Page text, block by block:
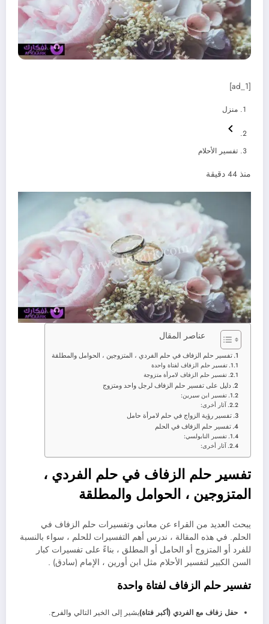
[ad_1]
منزل
تفسير الأحلام
منذ 44 دقيقة
عناصر المقال
تفسير حلم الزفاف في حلم الفردي ، المتزوجين ، الحوامل والمطلقة
تفسير حلم الزفاف لفتاة واحدة
تفسير حلم الزفاف لامرأة متزوجة
دليل على تفسير حلم الزفاف لرجل واحد ومتزوج
تفسير ابن سيرين:
آثار أخرى:
تفسير رؤية الزواج في حلم لامرأة حامل
تفسير حلم الزفاف في الحلم
تفسير النابولسي:
آثار أخرى:
تفسير حلم الزفاف في حلم الفردي ،
المتزوجين ، الحوامل والمطلقة
يبحث العديد من القراء عن معاني وتفسيرات حلم الزفاف في
الحلم. في هذه المقالة ، ندرس أهم التفسيرات للحلم ، سواء بالنسبة
للفرد أو المتزوج أو الحامل أو المطلق ، بناءً على تفسيرات كبار
السن الكبير لتفسير الأحلام مثل ابن أورين ، الإمام (سادق) .
تفسير حلم الزفاف لفتاة واحدة
حفل زفاف مع الفردي (أكبر فتاة)يشير إلى الخير التالي والفرح.